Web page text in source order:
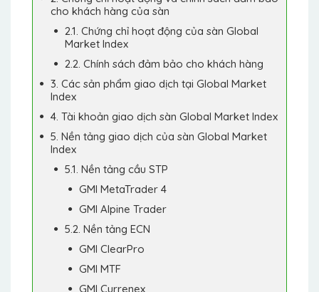
cho khách hàng của sàn
2.1. Chứng chỉ hoạt động của sàn Global
Market Index
2.2. Chính sách đảm bảo cho khách hàng
3. Các sản phẩm giao dịch tại Global Market
Index
4. Tài khoản giao dịch sàn Global Market Index
5. Nền tảng giao dịch của sàn Global Market
Index
5.1. Nền tảng cầu STP
GMI MetaTrader 4
GMI Alpine Trader
5.2. Nền tảng ECN
GMI ClearPro
GMI MTF
GMI Currenex